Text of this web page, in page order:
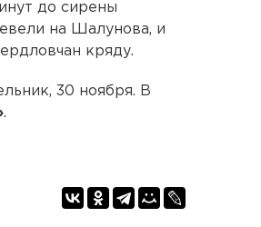
до сирены
на Шалунова, и
кряду.
30 ноября. В
.